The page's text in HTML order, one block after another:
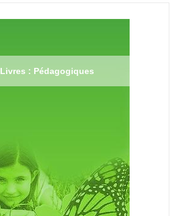
Livres : Pédagogiques